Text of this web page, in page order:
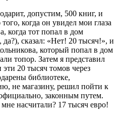
допустим, 500 книг, и
когда он увидел мои глаза
когда тот попал в дом
сказал: «Нет! 20 тысяч!», и
который попал в дом
топор. Затем я представил
20 тысяч томов через
библиотеке,
не магазину, решил пойти к
законным путем.
насчитали? 17 тысяч евро!